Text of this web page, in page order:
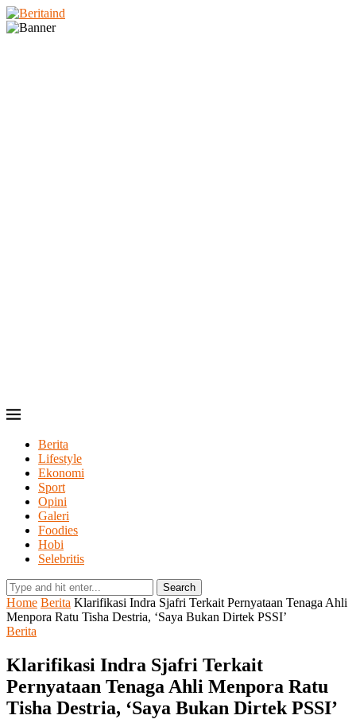
Berita
Lifestyle
Ekonomi
Sport
Opini
Galeri
Foodies
Hobi
Selebritis
Search
Home Berita Klarifikasi Indra Sjafri Terkait Pernyataan Tenaga Ahli
Menpora Ratu Tisha Destria, ‘Saya Bukan Dirtek PSSI’
Berita
Klarifikasi Indra Sjafri Terkait
Pernyataan Tenaga Ahli Menpora Ratu
Tisha Destria, ‘Saya Bukan Dirtek PSSI’